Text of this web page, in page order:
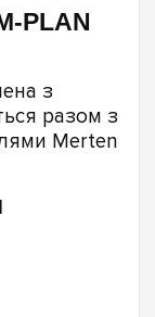
PLAN
з
разом з
Merten